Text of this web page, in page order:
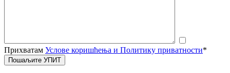
Прихватам Услове коришћења и Политику приватности*
Пошаљите УПИТ